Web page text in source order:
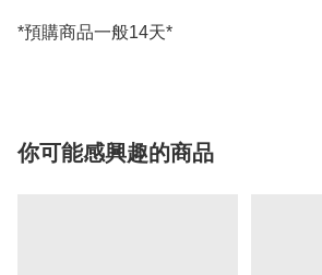
*預購商品一般14天*
你可能感興趣的商品